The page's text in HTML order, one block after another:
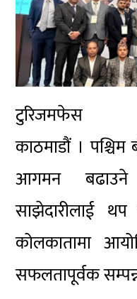
टुरिजमफेस
काठमाडौं ।
आगमन बढाउने
साझेदारीलाई
कोलकातामा
सफलतापूर्वक